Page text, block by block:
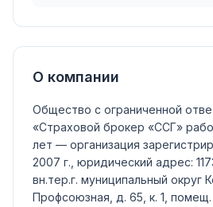
О компании
Общество с ограниченной
«Страховой брокер «ССГ»
лет — организация
2007 г., юридический адрес:
вн.тер.г. муниципальный округ
Профсоюзная, д. 65, к. 1, помещ.